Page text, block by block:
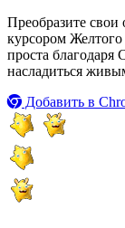
Преобразите
курсором Желтого
проста благодаря
насладиться
Добавить в